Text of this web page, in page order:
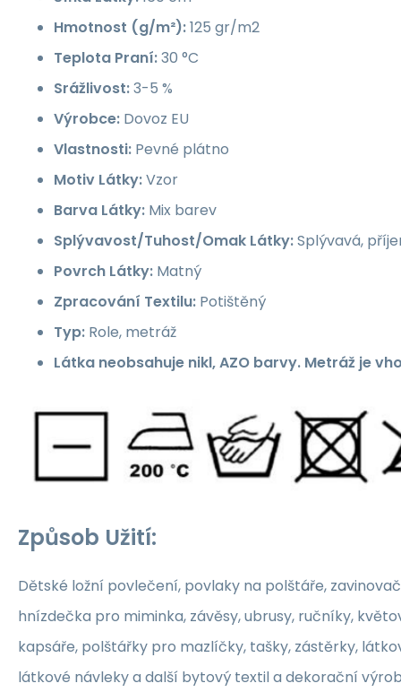
Hmotnost (g/m²):125 gr/m2
Teplota Praní:30 °C
Srážlivost:3-5 %
Výrobce: Dovoz EU
Vlastnosti: Pevné plátno
Motiv Látky:Vzor
Barva Látky: Mix barev
Splývavost/Tuhost/Omak Látky:Splývavá,
Povrch Látky: Matný
Zpracování Textilu: Potištěný
Typ: Role, metráž
Látka neobsahuje nikl, AZO barvy. Metráž je
Způsob Užití:
Dětské ložní povlečení, povlaky na polštáře,
hnízdečka pro miminka, závěsy, ubrusy, ručníky,
kapsáře, polštářky pro mazlíčky, tašky, zástěrky,
látkové návleky a další bytový textil a dekorační